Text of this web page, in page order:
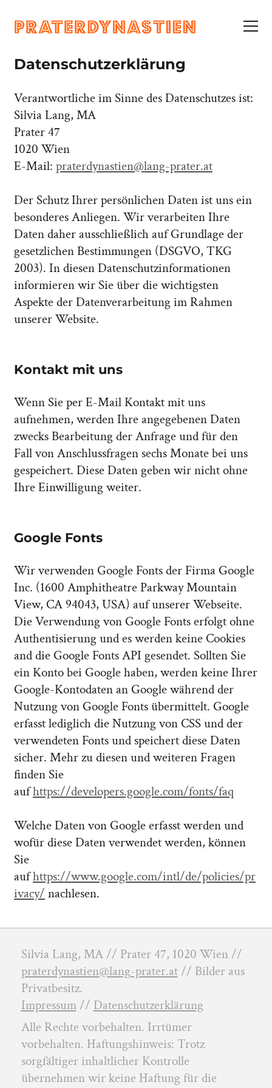
Datenschutzerklärung
Verantwortliche im Sinne des Datenschutzes ist:
Silvia Lang, MA
Prater 47
1020 Wien
E-Mail: praterdynastien@lang-prater.at
Der Schutz Ihrer persönlichen Daten ist uns ein
besonderes Anliegen. Wir verarbeiten Ihre
Daten daher ausschließlich auf Grundlage der
gesetzlichen Bestimmungen (DSGVO, TKG
2003). In diesen Datenschutzinformationen
informieren wir Sie über die wichtigsten
Aspekte der Datenverarbeitung im Rahmen
unserer Website.
Kontakt mit uns
Wenn Sie per E-Mail Kontakt mit uns
aufnehmen, werden Ihre angegebenen Daten
zwecks Bearbeitung der Anfrage und für den
Fall von Anschlussfragen sechs Monate bei uns
gespeichert. Diese Daten geben wir nicht ohne
Ihre Einwilligung weiter.
Google Fonts
Wir verwenden Google Fonts der Firma Google
Inc. (1600 Amphitheatre Parkway Mountain
View, CA 94043, USA) auf unserer Webseite.
Die Verwendung von Google Fonts erfolgt ohne
Authentisierung und es werden keine Cookies
and die Google Fonts API gesendet. Sollten Sie
ein Konto bei Google haben, werden keine Ihrer
Google-Kontodaten an Google während der
Nutzung von Google Fonts übermittelt. Google
erfasst lediglich die Nutzung von CSS und der
verwendeten Fonts und speichert diese Daten
sicher. Mehr zu diesen und weiteren Fragen
finden Sie
aufhttps://developers.google.com/fonts/faq
Welche Daten von Google erfasst werden und
wofür diese Daten verwendet werden, können
Sie
aufhttps://www.google.com/intl/de/policies/pr
ivacy/ nachlesen.
Silvia Lang, MA // Prater 47, 1020 Wien //
praterdynastien@lang-prater.at// Bilder aus
Privatbesitz.
Impressum// Datenschutzerklärung
Alle Rechte vorbehalten. Irrtümer
vorbehalten. Haftungshinweis: Trotz
sorgfältiger inhaltlicher Kontrolle
übernehmen wir keine Haftung für die